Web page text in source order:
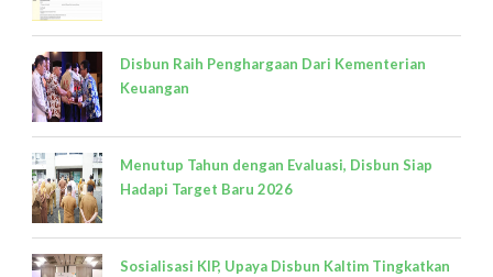
Disbun Raih Penghargaan Dari Kementerian
Keuangan
Menutup Tahun dengan Evaluasi, Disbun Siap
Hadapi Target Baru 2026
Sosialisasi KIP, Upaya Disbun Kaltim Tingkatkan